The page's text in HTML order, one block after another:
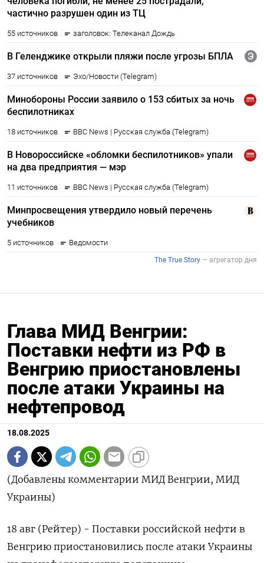
Глава МИД Венгрии:
Поставки нефти из РФ в
Венгрию приостановлены
после атаки Украины на
нефтепровод
18.08.2025
(Добавлены комментарии МИД Венгрии, МИД
Украины)
18 авг (Рейтер) - Поставки российской нефти в
Венгрию приостановились после атаки Украины